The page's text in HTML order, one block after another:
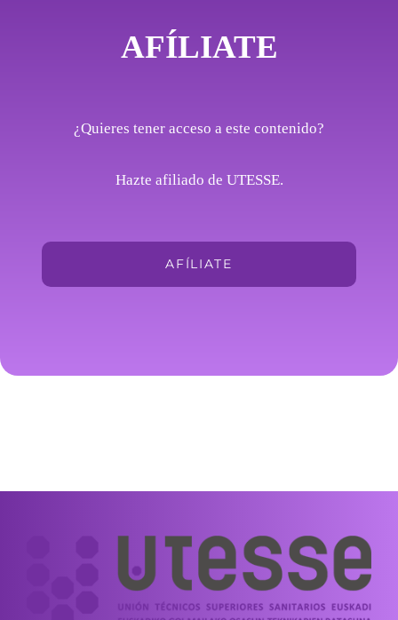
AFÍLIATE
¿Quieres tener acceso a este contenido?
Hazte afiliado de UTESSE.
AFÍLIATE